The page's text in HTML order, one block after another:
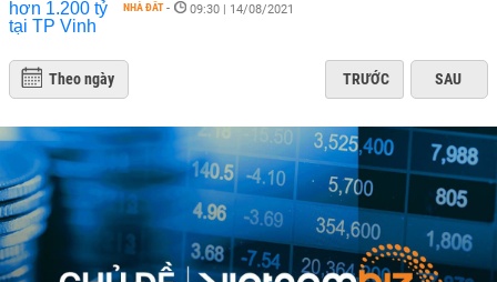
NHÀ ĐẤT - 09:30 | 14/08/2021
Theo ngày TRƯỚC SAU